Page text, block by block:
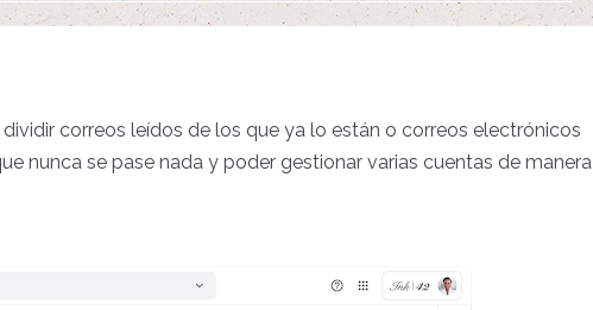
correos leídos de los que ya lo están o correos electrónicos
nunca se pase nada y poder gestionar varias cuentas de manera